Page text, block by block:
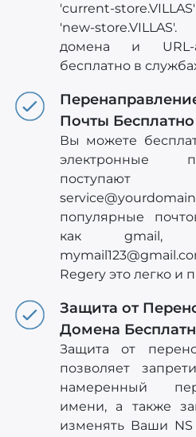
'current-
'new-
домена и URL-
бесплатно в
Почты Бесплатно
Вы можете
электронные
популярные
как gmail,
Regery это легко и
Защита от
Домена
Защита от
позволяет
намеренный
имени, а также
изменять Ваши